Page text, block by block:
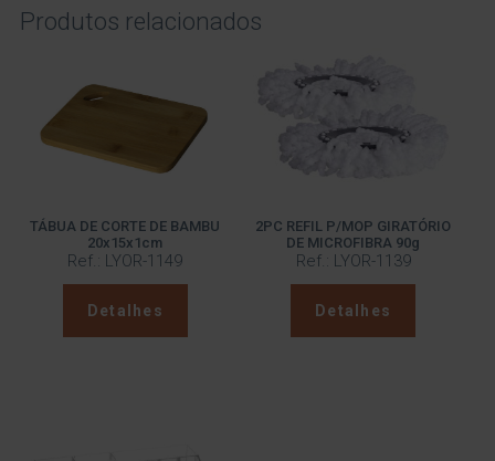
Produtos relacionados
TÁBUA DE CORTE DE BAMBU
20x15x1cm
Ref.: LYOR-1149
Detalhes
2PC REFIL P/MOP GIRATÓRIO
DE MICROFIBRA 90g
Ref.: LYOR-1139
Detalhes